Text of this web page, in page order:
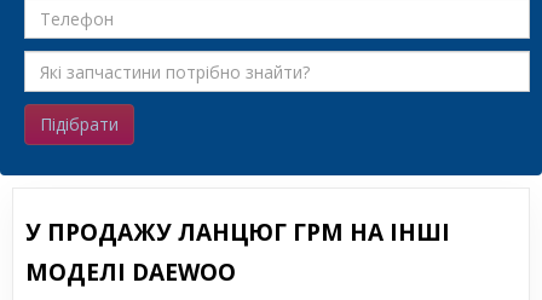
Підібрати
У ПРОДАЖУ ЛАНЦЮГ ГРМ НА ІНШІ
МОДЕЛІ DAEWOO